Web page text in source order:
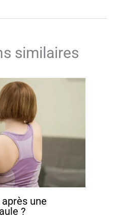
similaires
une
?